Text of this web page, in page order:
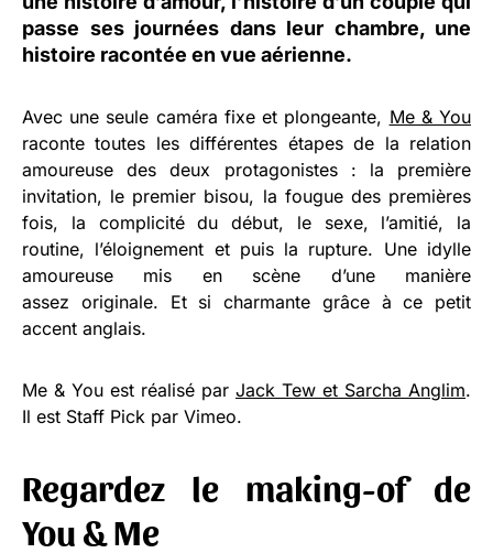
passe ses journées dans leur chambre, une
histoire racontée en vue aérienne.
Avec une seule caméra fixe et plongeante, Me & You
raconte toutes les différentes étapes de la relation
amoureuse des deux protagonistes : la première
invitation, le premier bisou, la fougue des premières
fois, la complicité du début, le sexe, l’amitié, la
routine, l’éloignement et puis la rupture. Une idylle
amoureuse mis en scène d’une manière
assez originale. Et si charmante grâce à ce petit
accent anglais.
Me & You est réalisé par Jack Tew et Sarcha Anglim.
Il est Staff Pick par Vimeo.
Regardez le making-of de
You & Me